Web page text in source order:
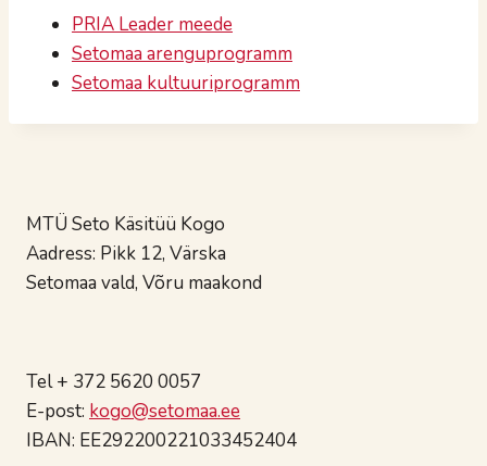
PRIA Leader meede
Setomaa arenguprogramm
Setomaa kultuuriprogramm
MTÜ Seto Käsitüü Kogo
Aadress: Pikk 12, Värska
Setomaa vald, Võru maakond
Tel + 372 5620 0057
E-post: kogo@setomaa.ee
IBAN: EE292200221033452404